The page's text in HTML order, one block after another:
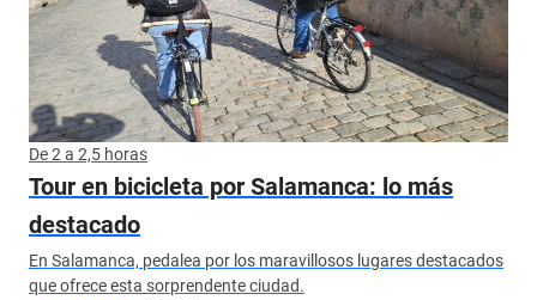
De 2 a 2,5 horas
Tour en bicicleta por Salamanca: lo más
destacado
En Salamanca, pedalea por los maravillosos lugares destacados
que ofrece esta sorprendente ciudad.